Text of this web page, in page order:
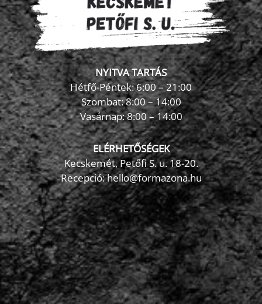
NYITVA TARTÁS
Hétfő-Péntek: 6:00 – 21:00
Szombat: 8:00 – 14:00
Vasárnap: 8:00 – 14:00
ELÉRHETŐSÉGEK
Kecskemét, Petőfi S. u. 18-20.
Recepció: hello@formazona.hu